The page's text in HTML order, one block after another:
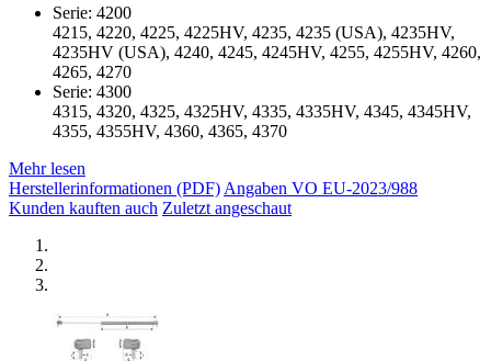
Serie: 4200
4215, 4220, 4225, 4225HV, 4235, 4235 (USA), 4235HV,
4235HV (USA), 4240, 4245, 4245HV, 4255, 4255HV, 4260,
4265, 4270
Serie: 4300
4315, 4320, 4325, 4325HV, 4335, 4335HV, 4345, 4345HV,
4355, 4355HV, 4360, 4365, 4370
Mehr lesen
Herstellerinformationen (PDF)Angaben VO EU-2023/988
Kunden kauften auch Zuletzt angeschaut